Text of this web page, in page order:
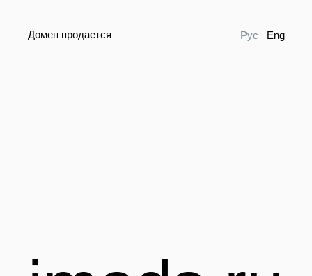
Домен продается Рус Eng